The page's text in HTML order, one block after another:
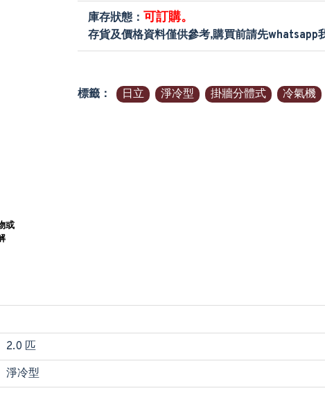
或
庫存狀態： 可訂購。
存貨及價格資料僅供參考,購買前請先whatsapp
標籤： 日立 淨冷型 掛牆分體式 冷氣機
2.0 匹
淨冷型